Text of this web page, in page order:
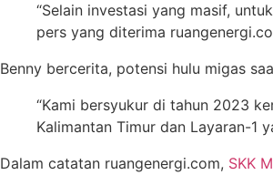
“Selain investasi yang masif,
pers yang diterima
Benny bercerita, potensi hulu migas
“Kami bersyukur di tahun 2023
Kalimantan Timur dan Layaran-1
Dalam catatan ruangenergi.com, SKK